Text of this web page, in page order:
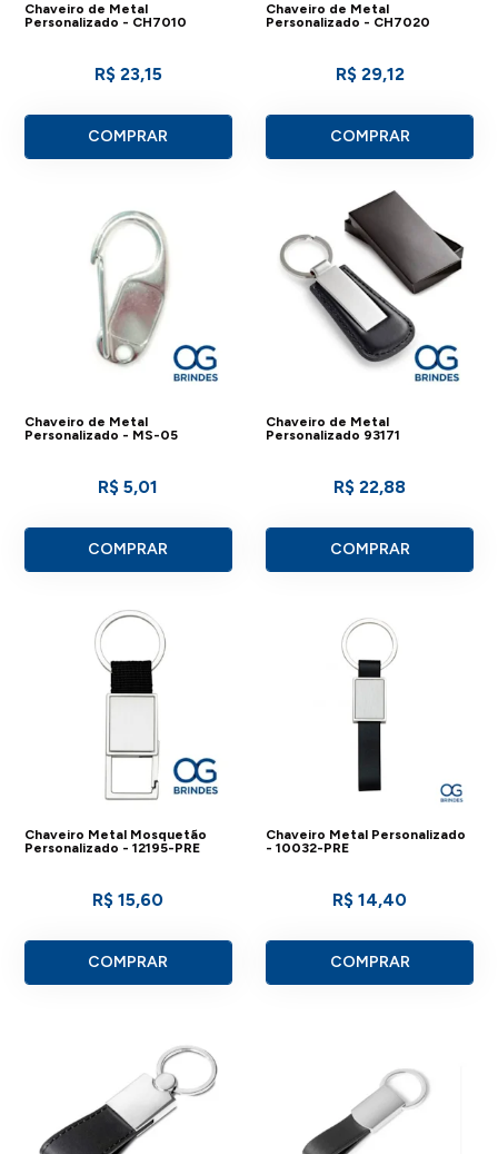
Chaveiro de Metal
Personalizado - CH7010
R$ 23,15
COMPRAR
Chaveiro de Metal
Personalizado - CH7020
R$ 29,12
COMPRAR
Chaveiro de Metal
Personalizado - MS-05
R$ 5,01
COMPRAR
Chaveiro de Metal
Personalizado 93171
R$ 22,88
COMPRAR
Chaveiro Metal Mosquetão
Personalizado - 12195-PRE
R$ 15,60
COMPRAR
Chaveiro Metal Personalizado
- 10032-PRE
R$ 14,40
COMPRAR